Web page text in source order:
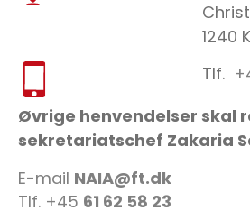
1240
Tlf.
Øvrige henvendelser skal
sekretariatschef Zakaria
E-mail NAIA@ft.dk
Tlf. +45 61 62 58 23